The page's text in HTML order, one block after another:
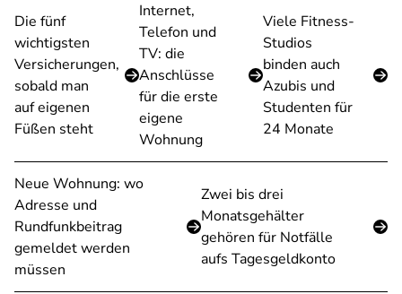
Die fünf
wichtigsten
Versicherungen,
sobald man
auf eigenen
Füßen steht
Internet,
Telefon und
TV: die
Anschlüsse
für die erste
eigene
Wohnung
Viele Fitness-
Studios
binden auch
Azubis und
Studenten für
24 Monate
Neue Wohnung: wo
Adresse und
Rundfunkbeitrag
gemeldet werden
müssen
Zwei bis drei
Monatsgehälter
gehören für Notfälle
aufs Tagesgeldkonto